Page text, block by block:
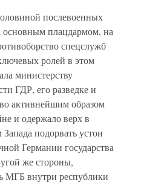
послевоенных
основным плацдармом, на
спецслужб
ролей в этом
министерству
ГДР, его разведке и
активнейшим образом
и одержало верх в
подорвать устои
Германии государства
же стороны,
МГБ внутри республики